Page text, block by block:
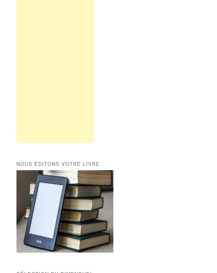
NOUS ÉDITONS VOTRE LIVRE